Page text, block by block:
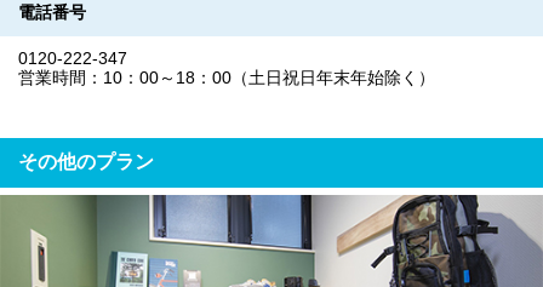
電話番号
0120-222-347
営業時間：10：00～18：00（土日祝日年末年始除く）
その他のプラン